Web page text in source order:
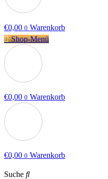
€0,00 0 Warenkorb
Shop-Menü
€0,00 0 Warenkorb
€0,00 0 Warenkorb
Suche